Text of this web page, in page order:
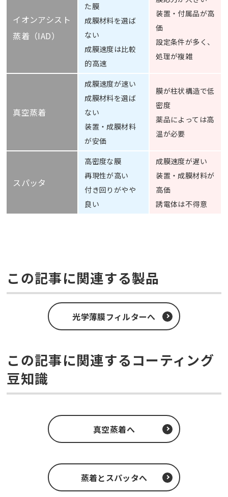
イオンアシスト
蒸着（IAD）
た膜
成膜材料を選ば
ない
成膜速度は比較
的高速
装置・付属品が高
価
設定条件が多く、
処理が複雑
真空蒸着
成膜速度が速い
成膜材料を選ば
ない
装置・成膜材料
が安価
膜が柱状構造で低
密度
薬品によっては高
温が必要
スパッタ
高密度な膜
再現性が高い
付き回りがやや
良い
成膜速度が遅い
装置・成膜材料が
高価
誘電体は不得意
この記事に関連する製品
光学薄膜フィルターへ
この記事に関連するコーティング
豆知識
真空蒸着へ
蒸着とスパッタへ